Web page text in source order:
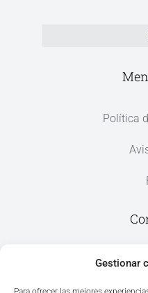
Gestionar
Política
Av. del Mar, 59,